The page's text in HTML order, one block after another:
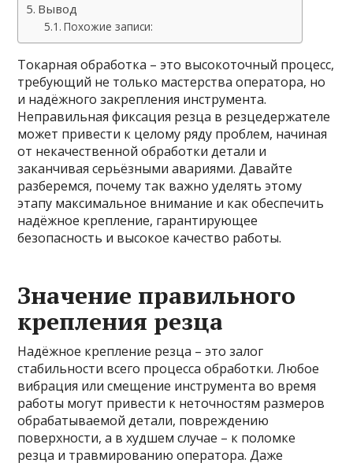
Вывод
Похожие записи:
Токарная обработка – это высокоточный процесс,
требующий не только мастерства оператора, но
и надёжного закрепления инструмента.
Неправильная фиксация резца в резцедержателе
может привести к целому ряду проблем, начиная
от некачественной обработки детали и
заканчивая серьёзными авариями. Давайте
разберемся, почему так важно уделять этому
этапу максимальное внимание и как обеспечить
надёжное крепление, гарантирующее
безопасность и высокое качество работы.
Значение правильного
крепления резца
Надёжное крепление резца – это залог
стабильности всего процесса обработки. Любое
вибрация или смещение инструмента во время
работы могут привести к неточностям размеров
обрабатываемой детали, повреждению
поверхности, а в худшем случае – к поломке
резца и травмированию оператора. Даже